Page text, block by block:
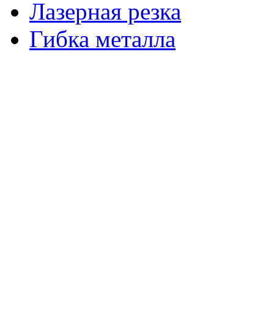
Лазерная резка
Гибка металла